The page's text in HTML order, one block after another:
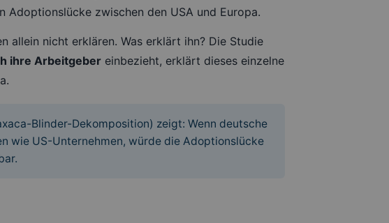
Adoptionslücke zwischen den USA und Europa.
allein nicht erklären. Was erklärt ihn? Die Studie
ihre Arbeitgeber einbezieht, erklärt dieses einzelne
Blinder-Dekomposition) zeigt: Wenn deutsche
wie US-Unternehmen, würde die Adoptionslücke